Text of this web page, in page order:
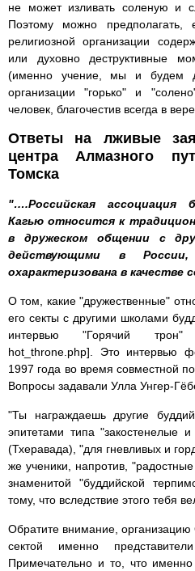
не может изливать соленую и
Поэтому можно
религиозной организации
или духовно деструктивные
(именно учение, мы и будем
организации "горько" и
человек, благочестив всегда в
Ответы на лживые
центра Алмазного
Томска
"….Российская
Кагью относится к
в дружеском общении с
действующими в
охарактеризована в качестве
О том, какие "дружественные"
его секты с другими школами
интервью "Горячий трон"
hot_throne.php]. Это интервью
1997 года во время совместной
Вопросы задавали Улла Унгер-
"Ты награждаешь другие
эпитетами типа "закостенелые и
(Тхеравада), "для гневливых и
же ученики, напротив,
знаменитой "буддийской
тому, что вследствие этого тебя
Обратите внимание,
сектой именно
Примечательно и то, что